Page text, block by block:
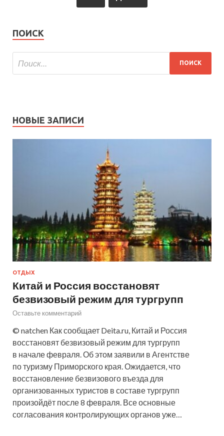
ПОИСК
НОВЫЕ ЗАПИСИ
ОТДЫХ
Китай и Россия восстановят
безвизовый режим для тургрупп
Оставьте комментарий
© natchen Как сообщает Deita.ru, Китай и Россия
восстановят безвизовый режим для тургрупп
в начале февраля. Об этом заявили в Агентстве
по туризму Приморского края. Ожидается, что
восстановление безвизового въезда для
организованных туристов в составе тургрупп
произойдёт после 8 февраля. Все основные
согласования контролирующих органов уже…